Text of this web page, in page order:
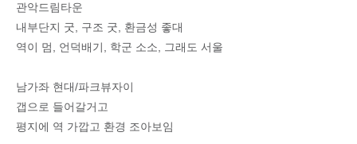
관악드림타운
내부단지 굿, 구조 굿, 환금성 좋대
역이 멈, 언덕배기, 학군 소소, 그래도 서울
남가좌 현대/파크뷰자이
갭으로 들어갈거고
평지에 역 가깝고 환경 조아보임